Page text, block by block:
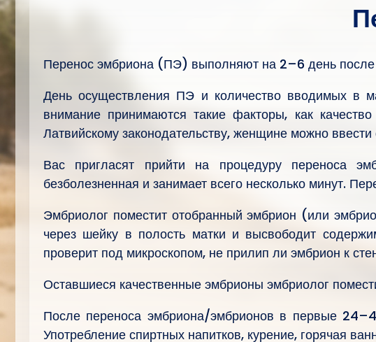
Перенос эмбриона (ПЭ) выполняют на 2–6 день после
День осуществления ПЭ и количество вводимых в
внимание принимаются такие факторы, как
Латвийскому законодательству, женщине можно
Вас пригласят прийти на процедуру переноса
безболезненная и занимает всего несколько минут.
Эмбриолог поместит отобранный эмбрион (или
через шейку в полость матки и высвободит
проверит под микроскопом, не прилип ли эмбрион к
Оставшиеся качественные эмбрионы эмбриолог
После переноса эмбриона/эмбрионов в первые
Употребление спиртных напитков, курение, горячая